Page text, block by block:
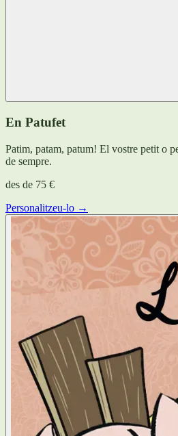
En Patufet
Patim, patam, patum! El vostre petit o
de sempre.
des de 75 €
Personalitzeu-lo →